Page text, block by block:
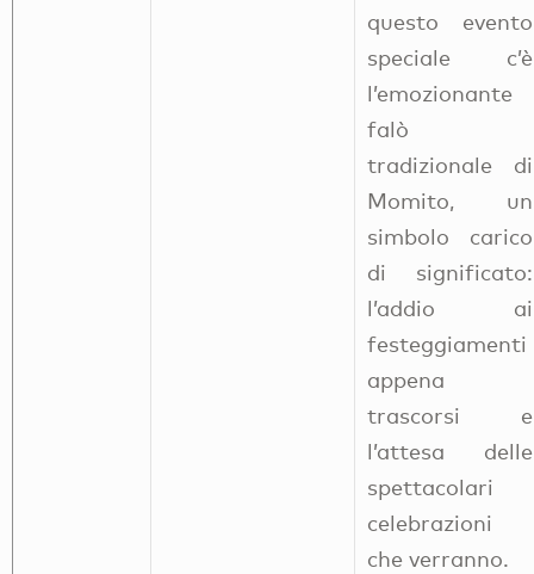
questo evento
speciale c’è
l’emozionante
falò
tradizionale di
Momito, un
simbolo carico
di significato:
l’addio ai
festeggiamenti
appena
trascorsi e
l’attesa delle
spettacolari
celebrazioni
che verranno.